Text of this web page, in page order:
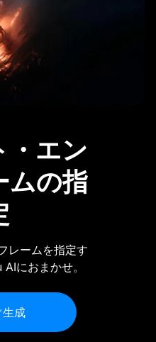
・エン
ムの指
レームを指定す
におまかせ。
生成